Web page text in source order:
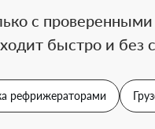
с
быстро и без
рефрижераторами